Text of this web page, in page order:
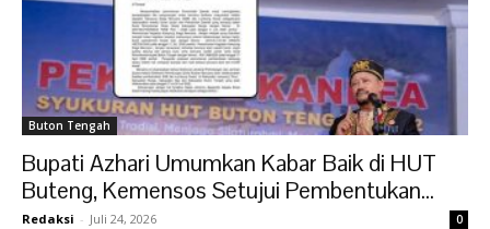
Buton Tengah
Bupati Azhari Umumkan Kabar Baik di HUT
Buteng, Kemensos Setujui Pembentukan...
Redaksi - Juli 24, 2026 0